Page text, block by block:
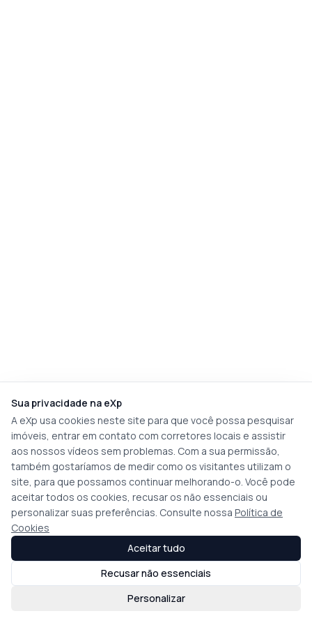
Sua privacidade na eXp
A eXp usa cookies neste site para que você possa pesquisar
imóveis, entrar em contato com corretores locais e assistir
aos nossos vídeos sem problemas. Com a sua permissão,
também gostaríamos de medir como os visitantes utilizam o
site, para que possamos continuar melhorando-o. Você pode
aceitar todos os cookies, recusar os não essenciais ou
personalizar suas preferências. Consulte nossa Política de
Cookies
Personalizar
Recusar não essenciais
Aceitar tudo